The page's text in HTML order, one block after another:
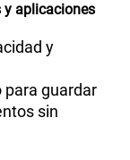
y aplicaciones
y
guardar
sin